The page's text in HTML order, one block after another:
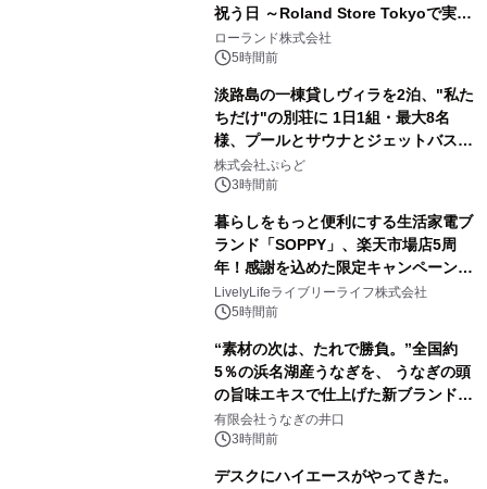
祝う日 ～Roland Store Tokyoで実機
を展示しての 記念キャンペーンを開
催 英国ラジオ「NTS」の 特別プログ
アーティストを フィーチャーしたアニ
メーションを公開～
ローランド株式会社
5時間前
淡路島の一棟貸しヴィラを2泊、"私た
ちだけ"の別荘に 1日1組・最大8名
様、プールとサウナとジェットバス付
きで Villa Mon Temps AWAJIの連泊
素泊りプラン
株式会社ぷらど
3時間前
暮らしをもっと便利にする生活家電ブ
ランド「SOPPY」、楽天市場店5周
年！感謝を込めた限定キャンペーンを
8月10日より開催
LivelyLifeライブリーライフ株式会社
5時間前
“素材の次は、たれで勝負。”全国約
5％の浜名湖産うなぎを、 うなぎの頭
の旨味エキスで仕上げた新ブランド
「井口の誉」誕生
有限会社うなぎの井口
3時間前
デスクにハイエースがやってきた。